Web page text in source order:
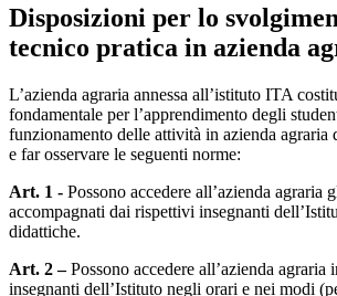
Disposizioni per lo
tecnico pratica in azienda
L’azienda agraria annessa all’istituto ITA
fondamentale per l’apprendimento degli
funzionamento delle attività in azienda agraria
e far osservare le seguenti norme:
Art. 1 - Possono accedere all’azienda agraria
accompagnati dai rispettivi insegnanti
didattiche.
Art. 2 –Possono accedere all’azienda agraria
insegnanti dell’Istituto negli orari e nei modi